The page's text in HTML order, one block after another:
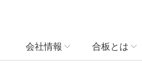
会社情報 合板とは